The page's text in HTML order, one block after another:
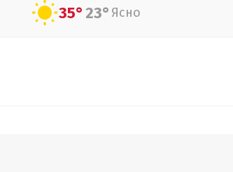
35°23° Ясно